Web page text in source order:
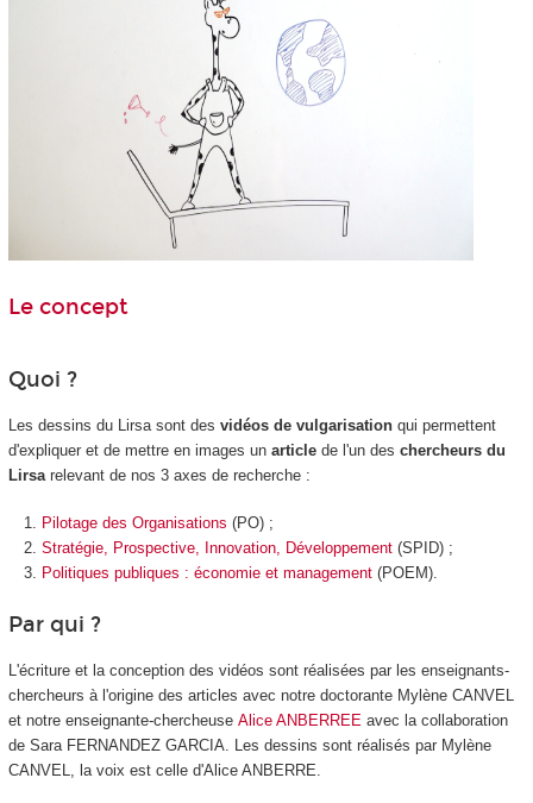
Le concept
Quoi ?
Les dessins du Lirsa sont des vidéos de vulgarisation qui permettent
d'expliquer et de mettre en images un article de l'un des chercheurs du
Lirsarelevant de nos 3 axes de recherche :
Pilotage des Organisations (PO) ;
Stratégie, Prospective, Innovation, Développement(SPID) ;
Politiques publiques : économie et management(POEM).
Par qui ?
L'écriture et la conception des vidéos sont réalisées par les enseignants-
chercheurs à l'origine des articles avec notre doctorante Mylène CANVEL
et notre enseignante-chercheuse Alice ANBERREE avec la collaboration
de Sara FERNANDEZ GARCIA. Les dessins sont réalisés par Mylène
CANVEL, la voix est celle d'Alice ANBERRE.